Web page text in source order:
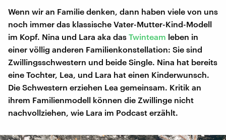
Wenn wir an Familie denken, dann haben viele von uns
noch immer das klassische Vater-Mutter-Kind-Modell
im Kopf. Nina und Lara aka das Twinteam leben in
einer völlig anderen Familienkonstellation: Sie sind
Zwillingsschwestern und beide Single. Nina hat bereits
eine Tochter, Lea, und Lara hat einen Kinderwunsch.
Die Schwestern erziehen Lea gemeinsam. Kritik an
ihrem Familienmodell können die Zwillinge nicht
nachvollziehen, wie Lara im Podcast erzählt.